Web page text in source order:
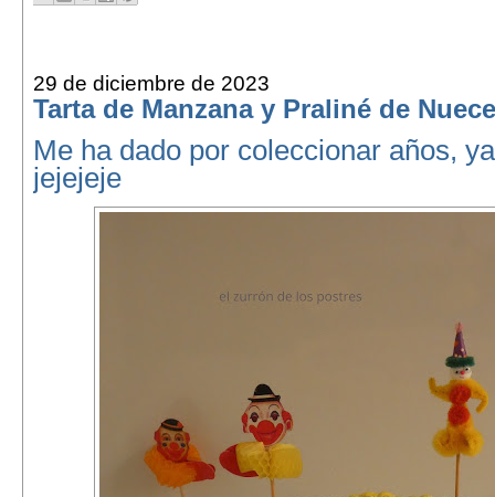
29 de diciembre de 2023
Tarta de Manzana y Praliné de
Me ha dado por coleccionar años,
jejejeje